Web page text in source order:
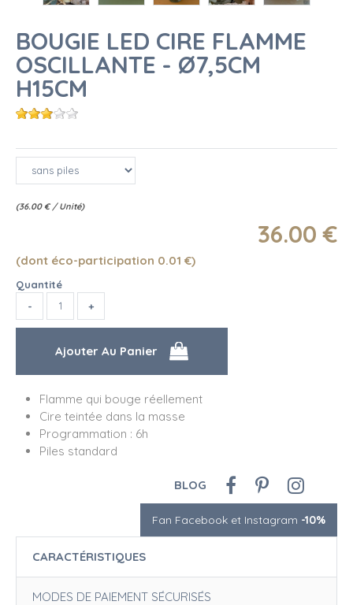
BOUGIE LED CIRE FLAMME
OSCILLANTE - Ø7,5CM
H15CM
(36.00 € / Unité)
36.00 €
(dont éco-participation 0.01 €)
Quantité
Flamme qui bouge réellement
Cire teintée dans la masse
Programmation : 6h
Piles standard
BLOG
Fan Facebook et Instagram -10%
CARACTÉRISTIQUES
MODES DE PAIEMENT SÉCURISÉS